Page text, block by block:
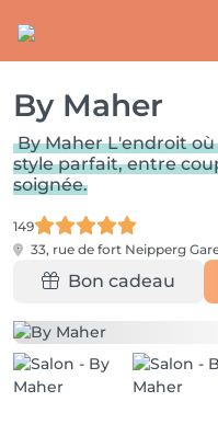
By Maher
By Maher L'endroit
style parfait, entre
soignée.
149
33, rue de fort Neipperg
Bon cadeau